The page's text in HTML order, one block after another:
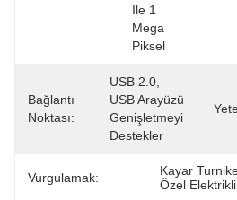
Ile 1
Mega
Piksel
Bağlantı
Noktası:
USB 2.0,
USB Arayüzü
Genişletmeyi
Destekler
Vurgulamak: Kayar
Özel